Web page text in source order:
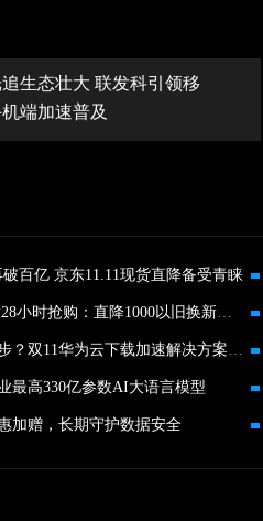
生态壮大 联发科引领移
端加速普及
百亿 京东11.11现货直降备受青睐
京东11.11电脑品类最后28小时抢购：直降1000以旧换新还有补贴
如何让下载体验快人一步？双11华为云下载加速解决方案实测
最高330亿参数AI大语言模型
加赠，长期守护数据安全